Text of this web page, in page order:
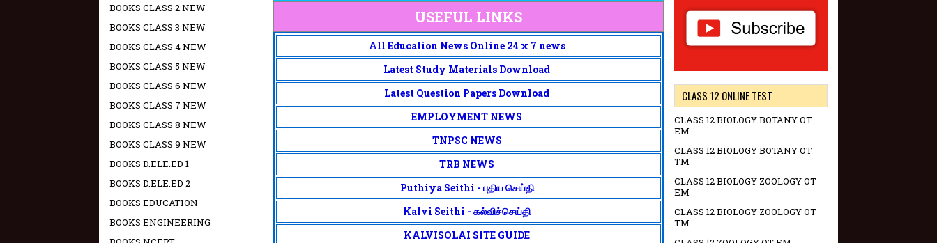
USEFUL LINKS
All Education News Online 24 x 7 news
Latest Study Materials Download
Latest Question Papers Download
EMPLOYMENT NEWS
TNPSC NEWS
TRB NEWS
Puthiya Seithi - புதிய செய்தி
Kalvi Seithi - கல்விச்செய்தி
KALVISOLAI SITE GUIDE
BOOKS CLASS 2 NEW
BOOKS CLASS 3 NEW
BOOKS CLASS 4 NEW
BOOKS CLASS 5 NEW
BOOKS CLASS 6 NEW
BOOKS CLASS 7 NEW
BOOKS CLASS 8 NEW
BOOKS CLASS 9 NEW
BOOKS D.ELE.ED 1
BOOKS D.ELE.ED 2
BOOKS EDUCATION
BOOKS ENGINEERING
CLASS 12 ONLINE TEST
CLASS 12 BIOLOGY BOTANY OT
EM
CLASS 12 BIOLOGY BOTANY OT
TM
CLASS 12 BIOLOGY ZOOLOGY OT
EM
CLASS 12 BIOLOGY ZOOLOGY OT
TM